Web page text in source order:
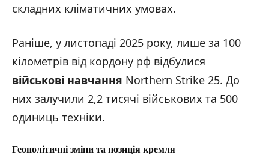
складних кліматичних умовах.
Раніше, у листопаді 2025 року, лише за 100
кілометрів від кордону рф відбулися
військові навчання Northern Strike 25. До
них залучили 2,2 тисячі військових та 500
одиниць техніки.
Геополітичні зміни та позиція кремля